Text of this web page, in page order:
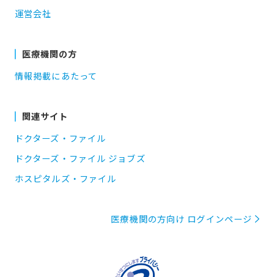
運営会社
医療機関の方
情報掲載にあたって
関連サイト
ドクターズ・ファイル
ドクターズ・ファイル ジョブズ
ホスピタルズ・ファイル
医療機関の方向け ログインページ